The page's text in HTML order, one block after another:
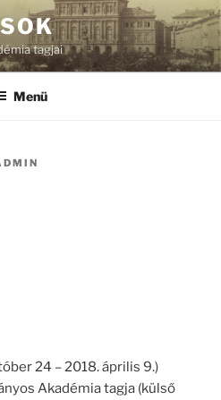
tagjai
Menü
24 – 2018. április 9.)
Akadémia tagja (külső